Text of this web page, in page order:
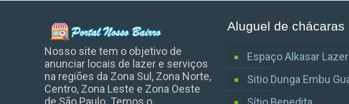
Nosso site tem o objetivo de
anunciar locais de lazer e serviços
na regiões da Zona Sul, Zona Norte,
Centro, Zona Leste e Zona Oeste
de São Paulo. Temos o
Aluguel de chácaras
Espaço Alkasar Lazer
Sitio Dunga Embu